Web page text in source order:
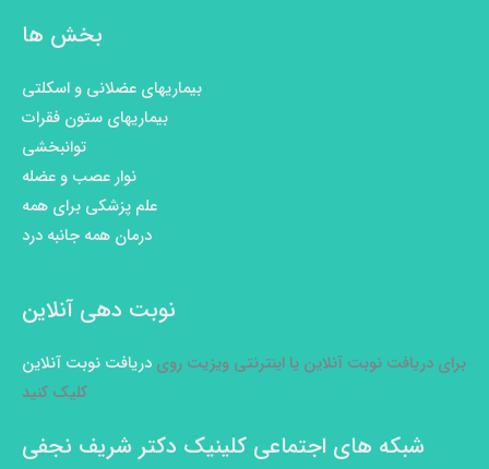
بخش ها
بیماریهای عضلانی و اسکلتی
بیماریهای ستون فقرات
توانبخشی
نوار عصب و عضله
علم پزشکی برای همه
درمان همه جانبه درد
نوبت دهی آنلاین
برای دریافت نوبت آنلاین یا اینترنتی ویزیت روی دریافت نوبت آنلاین
کلیک کنید
شبکه های اجتماعی کلینیک دکتر شریف نجفی